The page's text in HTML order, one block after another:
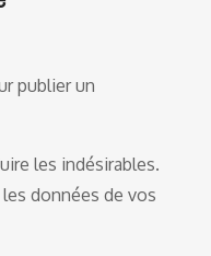
publier un
les indésirables.
données de vos